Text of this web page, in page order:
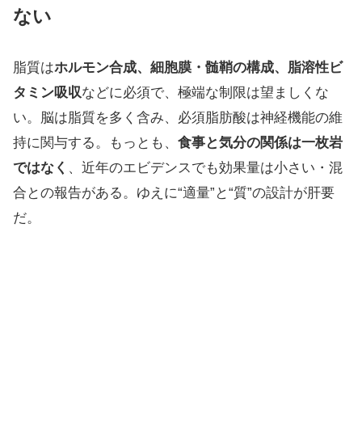
ない
脂質はホルモン合成、細胞膜・髄鞘の構成、脂溶性ビ
タミン吸収などに必須で、極端な制限は望ましくな
い。脳は脂質を多く含み、必須脂肪酸は神経機能の維
持に関与する。もっとも、 食事と気分の関係は一枚岩
ではなく 、近年のエビデンスでも効果量は小さい・混
合との報告がある。ゆえに“適量”と“質”の設計が肝要
だ。